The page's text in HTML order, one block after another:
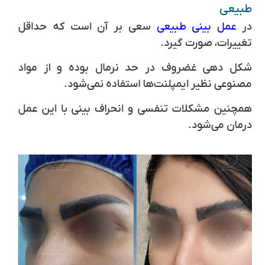
طبیعی
درعمل بینی طبیعیسعی بر آن است که حداقل
تغییرات، صورت گیرد.
شکل‌ دهی غضروف در حد نرمال بوده و از مواد
مصنوعی نظیر ایمپلنت‌ها استفاده نمی‌شود.
همچنین مشکلات تنفسی و انحراف بینی با این عمل
درمان می‌شود.